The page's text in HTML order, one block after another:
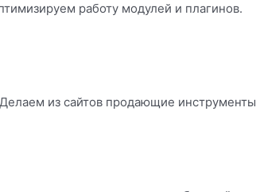
работу модулей и плагинов.
из сайтов продающие